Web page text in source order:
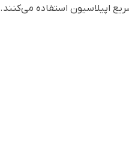
اپیلاسیون استفاده می‌کنند.